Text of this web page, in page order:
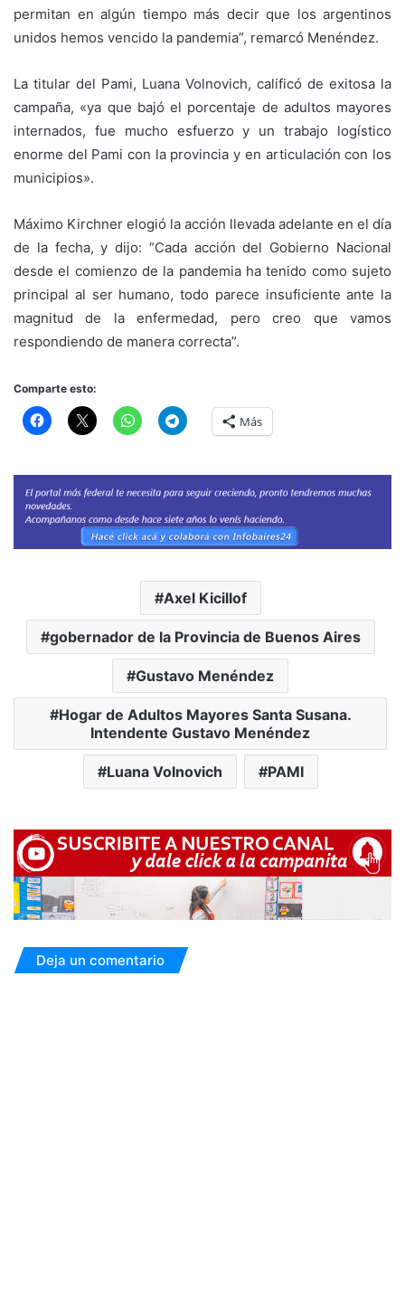
permitan en algún tiempo más decir que los argentinos
unidos hemos vencido la pandemia”, remarcó Menéndez.
La titular del Pami, Luana Volnovich, calificó de exitosa la
campaña, «ya que bajó el porcentaje de adultos mayores
internados, fue mucho esfuerzo y un trabajo logístico
enorme del Pami con la provincia y en articulación con los
municipios».
Máximo Kirchner elogió la acción llevada adelante en el día
de la fecha, y dijo: “Cada acción del Gobierno Nacional
desde el comienzo de la pandemia ha tenido como sujeto
principal al ser humano, todo parece insuficiente ante la
magnitud de la enfermedad, pero creo que vamos
respondiendo de manera correcta”.
Comparte esto:
Más
Axel Kicillof
gobernador de la Provincia de Buenos Aires
Gustavo Menéndez
Hogar de Adultos Mayores Santa Susana.
Intendente Gustavo Menéndez
Luana Volnovich PAMI
Deja un comentario